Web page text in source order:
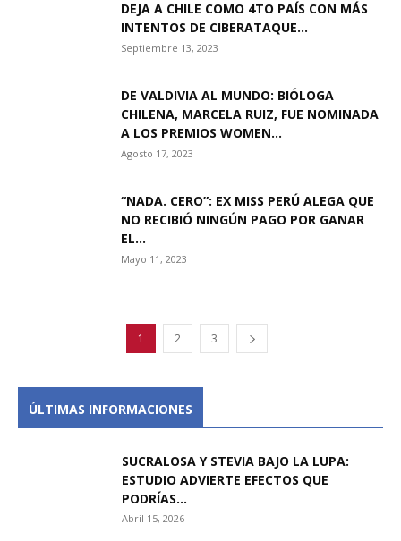
DEJA A CHILE COMO 4TO PAÍS CON MÁS
INTENTOS DE CIBERATAQUE...
Septiembre 13, 2023
DE VALDIVIA AL MUNDO: BIÓLOGA
CHILENA, MARCELA RUIZ, FUE NOMINADA
A LOS PREMIOS WOMEN...
Agosto 17, 2023
“NADA. CERO”: EX MISS PERÚ ALEGA QUE
NO RECIBIÓ NINGÚN PAGO POR GANAR
EL...
Mayo 11, 2023
1 2 3
ÚLTIMAS INFORMACIONES
SUCRALOSA Y STEVIA BAJO LA LUPA:
ESTUDIO ADVIERTE EFECTOS QUE
PODRÍAS...
Abril 15, 2026